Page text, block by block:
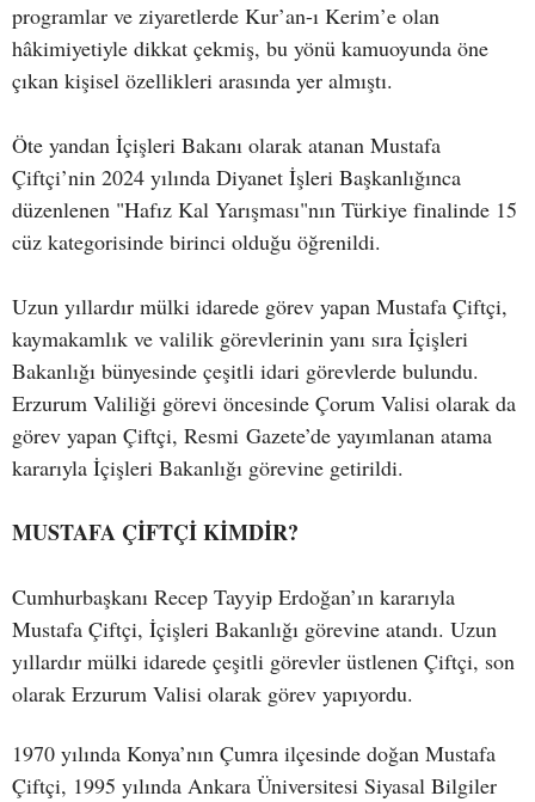
programlar ve ziyaretlerde Kur’an-ı Kerim’e olan
hâkimiyetiyle dikkat çekmiş, bu yönü kamuoyunda öne
çıkan kişisel özellikleri arasında yer almıştı.
Öte yandan İçişleri Bakanı olarak atanan Mustafa
Çiftçi’nin 2024 yılında Diyanet İşleri Başkanlığınca
düzenlenen "Hafız Kal Yarışması"nın Türkiye finalinde 15
cüz kategorisinde birinci olduğu öğrenildi.
Uzun yıllardır mülki idarede görev yapan Mustafa Çiftçi,
kaymakamlık ve valilik görevlerinin yanı sıra İçişleri
Bakanlığı bünyesinde çeşitli idari görevlerde bulundu.
Erzurum Valiliği görevi öncesinde Çorum Valisi olarak da
görev yapan Çiftçi, Resmi Gazete’de yayımlanan atama
kararıyla İçişleri Bakanlığı görevine getirildi.
MUSTAFA ÇİFTÇİ KİMDİR?
Cumhurbaşkanı Recep Tayyip Erdoğan’ın kararıyla
Mustafa Çiftçi, İçişleri Bakanlığı görevine atandı. Uzun
yıllardır mülki idarede çeşitli görevler üstlenen Çiftçi, son
olarak Erzurum Valisi olarak görev yapıyordu.
1970 yılında Konya’nın Çumra ilçesinde doğan Mustafa
Çiftçi, 1995 yılında Ankara Üniversitesi Siyasal Bilgiler